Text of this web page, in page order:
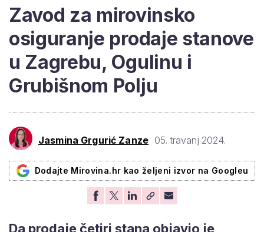
Zavod za mirovinsko
osiguranje prodaje stanove
u Zagrebu, Ogulinu i
Grubišnom Polju
Jasmina Grgurić Zanze 05. travanj 2024.
Dodajte Mirovina.hr kao željeni izvor na Googleu
Da prodaje četiri stana objavio je